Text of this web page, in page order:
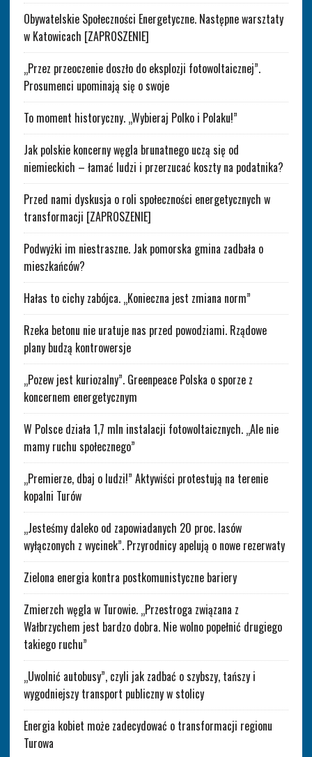
Obywatelskie Społeczności Energetyczne. Następne warsztaty
w Katowicach [ZAPROSZENIE]
„Przez przeoczenie doszło do eksplozji fotowoltaicznej”.
Prosumenci upominają się o swoje
To moment historyczny. „Wybieraj Polko i Polaku!”
Jak polskie koncerny węgla brunatnego uczą się od
niemieckich – łamać ludzi i przerzucać koszty na podatnika?
Przed nami dyskusja o roli społeczności energetycznych w
transformacji [ZAPROSZENIE]
Podwyżki im niestraszne. Jak pomorska gmina zadbała o
mieszkańców?
Hałas to cichy zabójca. „Konieczna jest zmiana norm”
Rzeka betonu nie uratuje nas przed powodziami. Rządowe
plany budzą kontrowersje
„Pozew jest kuriozalny”. Greenpeace Polska o sporze z
koncernem energetycznym
W Polsce działa 1,7 mln instalacji fotowoltaicznych. „Ale nie
mamy ruchu społecznego”
„Premierze, dbaj o ludzi!” Aktywiści protestują na terenie
kopalni Turów
„Jesteśmy daleko od zapowiadanych 20 proc. lasów
wyłączonych z wycinek”. Przyrodnicy apelują o nowe rezerwaty
Zielona energia kontra postkomunistyczne bariery
Zmierzch węgla w Turowie. „Przestroga związana z
Wałbrzychem jest bardzo dobra. Nie wolno popełnić drugiego
takiego ruchu”
„Uwolnić autobusy”, czyli jak zadbać o szybszy, tańszy i
wygodniejszy transport publiczny w stolicy
Energia kobiet może zadecydować o transformacji regionu
Turowa